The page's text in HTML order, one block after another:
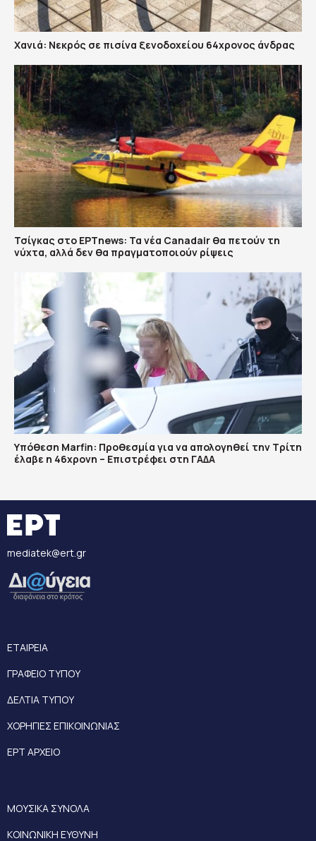
Χανιά: Νεκρός σε πισίνα ξενοδοχείου 64χρονος άνδρας
Τσίγκας στο ΕΡΤnews: Τα νέα Canadair θα πετούν τη
νύχτα, αλλά δεν θα πραγματοποιούν ρίψεις
Υπόθεση Marfin: Προθεσμία για να απολογηθεί την Τρίτη
έλαβε η 46χρονη – Επιστρέφει στη ΓΑΔΑ
mediatek@ert.gr
ΕΤΑΙΡΕΙΑ
ΓΡΑΦΕΙΟ ΤΥΠΟΥ
ΔΕΛΤΙΑ ΤΥΠΟΥ
ΧΟΡΗΓΙΕΣ ΕΠΙΚΟΙΝΩΝΙΑΣ
ΕΡΤ ΑΡΧΕΙΟ
ΜΟΥΣΙΚΑ ΣΥΝΟΛΑ
ΚΟΙΝΩΝΙΚΗ ΕΥΘΥΝΗ